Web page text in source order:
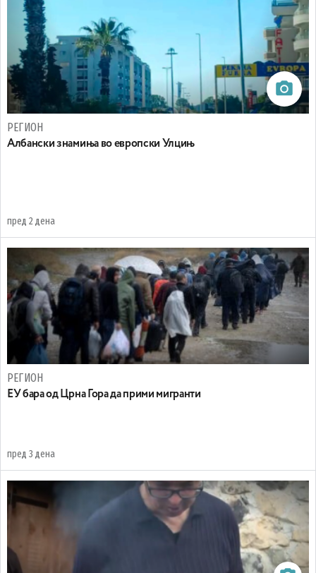
РЕГИОН
Aлбански знамиња во европски Улцињ
пред 2 дена
РЕГИОН
EУ бара од Црна Гора да прими мигранти
пред 3 дена